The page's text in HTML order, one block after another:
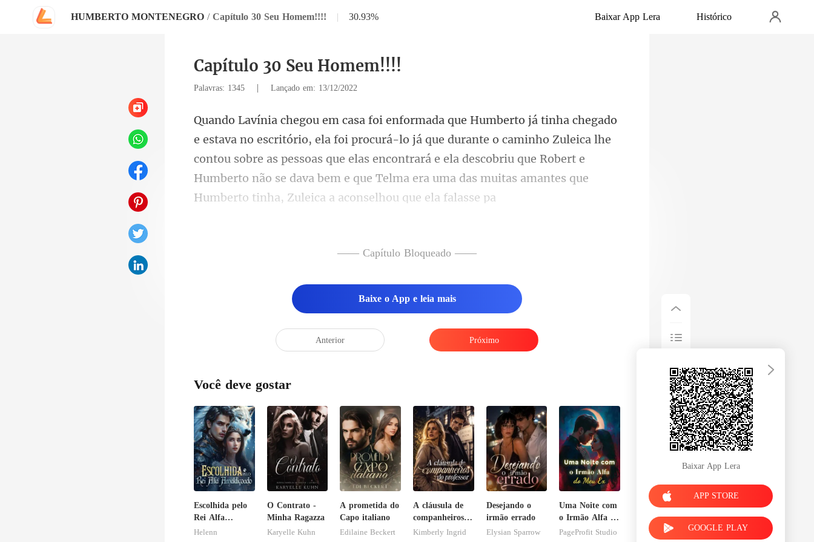
HUMBERTO MONTENEGRO / Capítulo 30 Seu Homem!!!! | 30.93% Baixar App Lera Histórico
Capítulo 30 Seu Homem!!!!
Palavras: 1345 | Lançado em: 13/12/2022
já que durante o caminho Zuleica lhe
contou sobre as pessoas que elas encontrará e ela descobriu que Robert e
Humbe
—— Capítulo Bloqueado ——
Baixe o App e leia mais
Anterior Próximo
Você deve gostar
Escolhida pelo
Rei Alfa
Amaldiçoado
Helenn
O Contrato -
Minha Ragazza
Karyelle Kuhn
A prometida do
Capo italiano
Edilaine Beckert
A cláusula de
companheiros
do professor
Kimberly Ingrid
Desejando o
irmão errado
Elysian Sparrow
Uma Noite com
o Irmão Alfa do
Meu Ex
PageProfit Studio
Baixar App Lera
APP STORE
GOOGLE PLAY